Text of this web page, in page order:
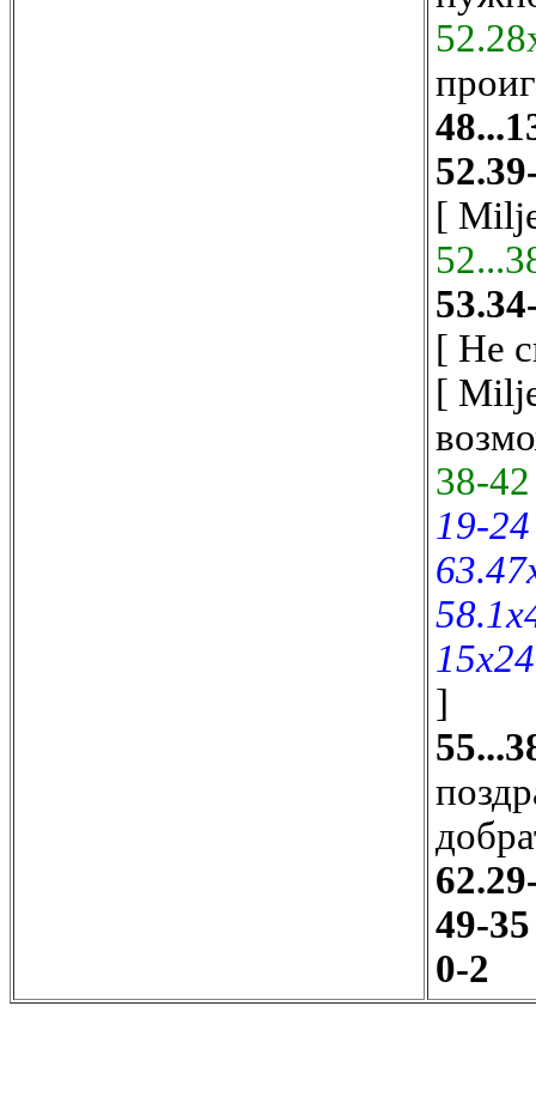
[
[ Не
[
38-42
19-24
15x24
]
49-35
0-2